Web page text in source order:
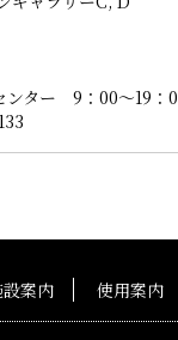
ンター 9：00～19：
案内 使用案内